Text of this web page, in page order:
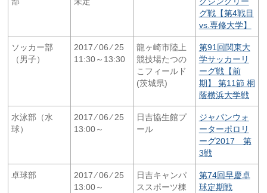
グ戦【第4戦目
vs.専修大学】
ソッカー部
（男子）
2017 ⁄ 06 ⁄ 25
11:30～13:30
龍ヶ崎市陸上
競技場たつの
こフィールド
(茨城県)
第91回関東大
学サッカーリ
ーグ戦【前
期】 第11節 桐
蔭横浜大学戦
水泳部（水
球）
2017 ⁄ 06 ⁄ 25
13:00～
日吉協生館プ
ール
ジャパンウォ
ーターポロリ
ーグ2017 第
3戦
卓球部
2017 ⁄ 06 ⁄ 25
13:00～
日吉キャンパ
ススポーツ棟
第74回早慶卓
球定期戦